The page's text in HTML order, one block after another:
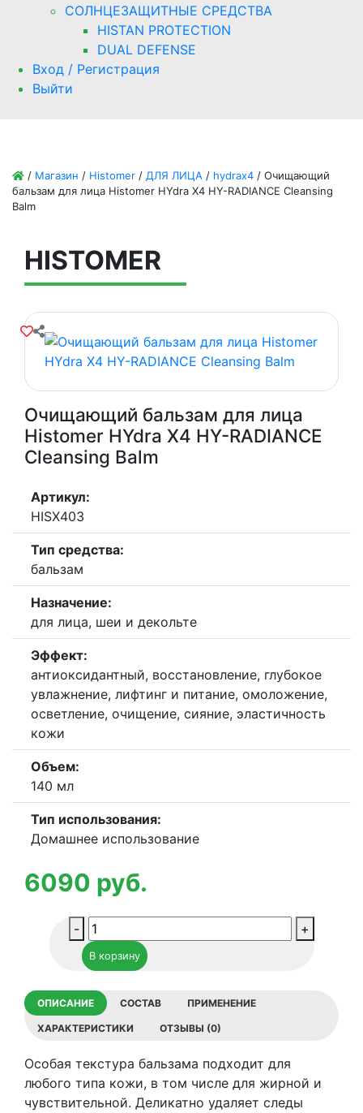
СОЛНЦЕЗАЩИТНЫЕ СРЕДСТВА
HISTAN PROTECTION
DUAL DEFENSE
Вход / Регистрация
Выйти
/ Магазин / Histomer / ДЛЯ ЛИЦА / hydrax4 / Очищающий
бальзам для лица Histomer HYdra X4 HY-RADIANCE Cleansing
Balm
HISTOMER
Очищающий бальзам для лица
Histomer HYdra X4 HY-RADIANCE
Cleansing Balm
Артикул:
HISX403
Тип средства:
бальзам
Назначение:
для лица, шеи и декольте
Эффект:
антиоксидантный, восстановление, глубокое
увлажнение, лифтинг и питание, омоложение,
осветление, очищение, сияние, эластичность
кожи
Объем:
140 мл
Тип использования:
Домашнее использование
6090 руб.
Количество
товара
Очищающий
для
лица
HYdra
X4
HY-
- +
В корзину
ОПИСАНИЕ СОСТАВ ПРИМЕНЕНИЕ
ХАРАКТЕРИСТИКИ ОТЗЫВЫ (0)
Особая текстура бальзама подходит для
любого типа кожи, в том числе для жирной и
чувствительной. Деликатно удаляет следы